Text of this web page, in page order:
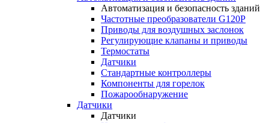
Автоматизация и безопасность зданий
Частотные преобразователи G120P
Приводы для воздушных заслонок
Регулирующие клапаны и приводы
Термостаты
Датчики
Стандартные контроллеры
Компоненты для горелок
Пожарообнаружение
Датчики
Датчики